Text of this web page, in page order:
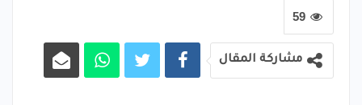
59
مشاركة المقال